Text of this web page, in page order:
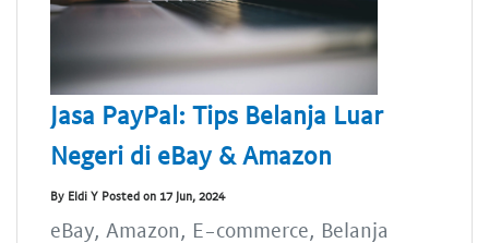
Jasa PayPal: Tips Belanja Luar
Negeri di eBay & Amazon
By Eldi Y Posted on 17 Jun, 2024
eBay, Amazon, E-commerce, Belanja